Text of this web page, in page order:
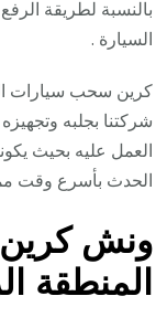
بالنسبة لطريقة
السيارة .
كرين سحب سيارات
شركتنا بجلبه
العمل عليه بحيث
الحدث بأسرع وقت
ونش كرين
المنطقة